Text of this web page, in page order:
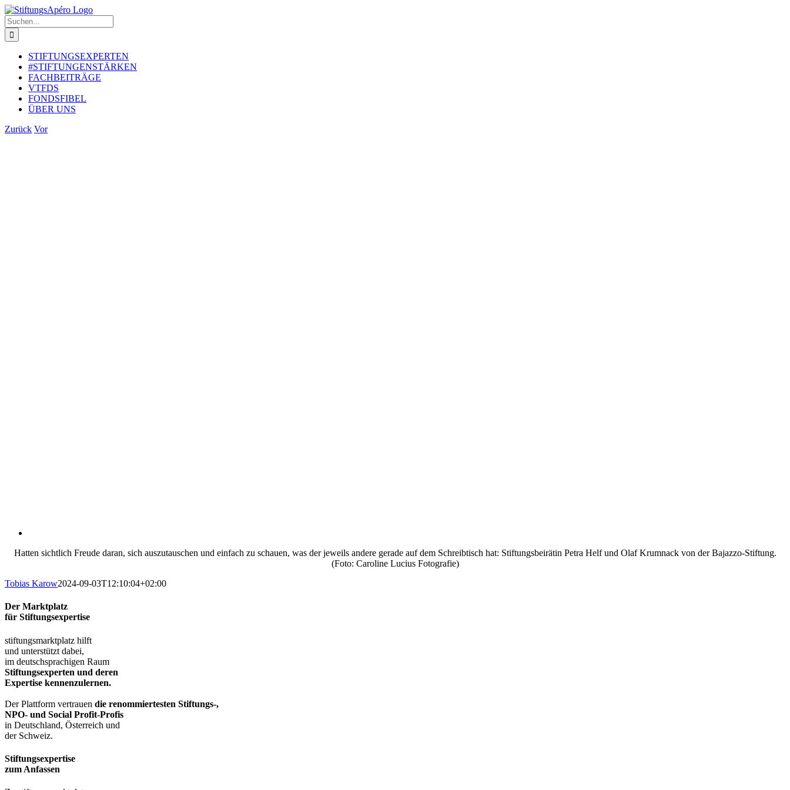
Zum
Inhalt
springen
Suche
nach:
STIFTUNGSEXPERTEN
#STIFTUNGENSTÄRKEN
FACHBEITRÄGE
VTFDS
FONDSFIBEL
ÜBER UNS
Zurück Vor
Hatten sichtlich Freude daran, sich auszutauschen und einfach zu schauen, was der jeweils andere gerade auf dem Schreibtisch hat: Stiftungsbeirätin Petra Helf und Olaf Krumnack von der Bajazzo-Stiftung.
(Foto: Caroline Lucius Fotografie)
Tobias Karow2024-09-03T12:10:04+02:00
Der Marktplatz
für Stiftungsexpertise
stiftungsmarktplatz hilft
und unterstützt dabei,
im deutschsprachigen Raum
Stiftungsexperten und deren
Expertise kennenzulernen.
Der Plattform vertrauen die renommiertesten Stiftungs-,
NPO- und Social Profit-Profis
in Deutschland, Österreich und
der Schweiz.
Stiftungsexpertise
zum Anfassen